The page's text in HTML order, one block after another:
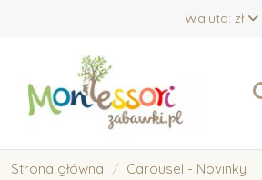
Waluta: zł
Strona główna Carousel - Novinky